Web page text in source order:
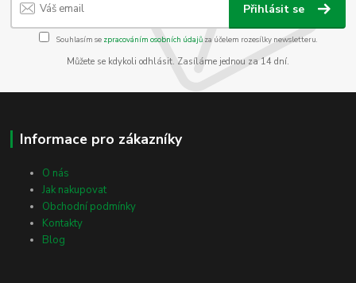
Přihlásit se
Souhlasím se zpracováním osobních údajůza účelem rozesílky newsletteru.
Můžete se kdykoli odhlásit. Zasíláme jednou za 14 dní.
Informace pro zákazníky
O nás
Jak nakupovat
Obchodní podmínky
Kontakty
Blog